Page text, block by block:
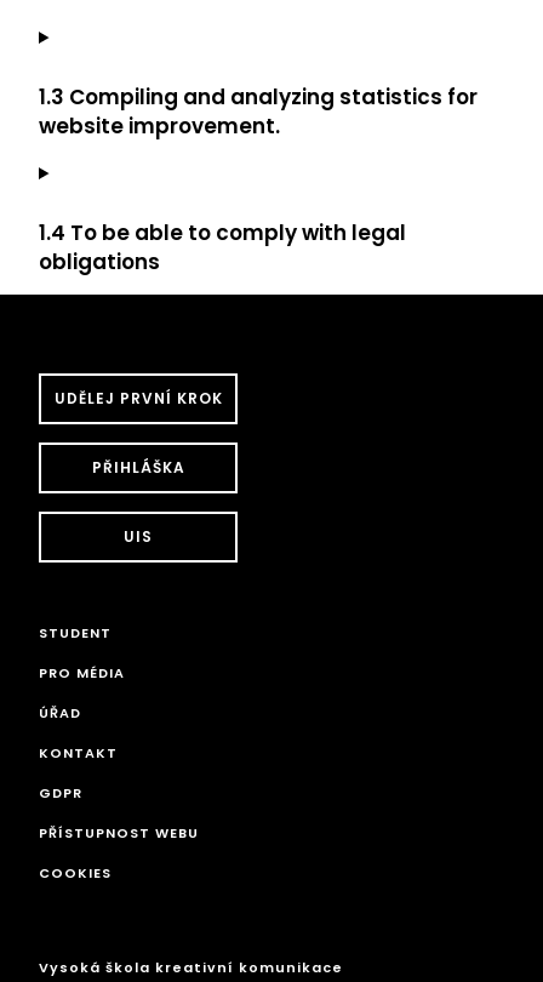
1.3 Compiling and analyzing statistics for
website improvement.
1.4 To be able to comply with legal
obligations
UDĚLEJ PRVNÍ KROK
PŘIHLÁŠKA
UIS
STUDENT
PRO MÉDIA
ÚŘAD
KONTAKT
GDPR
PŘÍSTUPNOST WEBU
COOKIES
Vysoká škola kreativní komunikace